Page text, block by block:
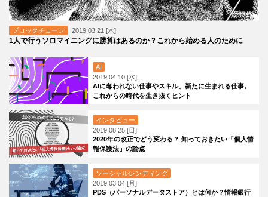
ブロックチェーン 2019.03.21 [木]
1人で行うソロマイニングに勝算はあるのか？これから始める人のために
AI
2019.04.10 [水]
AIに奪われない仕事やスキル、新たに生まれる仕事。
これからの時代を生き抜くヒント
インタビュー
2019.08.25 [日]
2020年の改正でどう変わる？ 知っておきたい「個人情
報保護法」の論点
ソーシャルレンディング
2019.03.04 [月]
PDS（パーソナルデータストア）とは何か？情報銀行